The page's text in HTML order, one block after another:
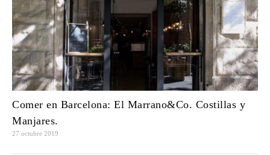
Comer en Barcelona: El Marrano&Co. Costillas y
Manjares.
27 octubre 2019